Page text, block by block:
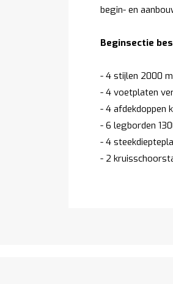
begin- en
Beginsectie
- 4 stijlen 2000
- 4 voetplaten
- 4 afdekdoppen
- 6 legborden
- 4
- 2